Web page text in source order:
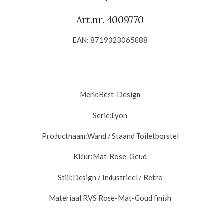
Art.nr. 4009770
EAN: 8719323065888
Merk:Best-Design
Serie:Lyon
Productnaam:Wand / Staand Toiletborstel
Kleur:Mat-Rose-Goud
Stijl:Design / Industrieel / Retro
Materiaal:RVS Rose-Mat-Goud finish